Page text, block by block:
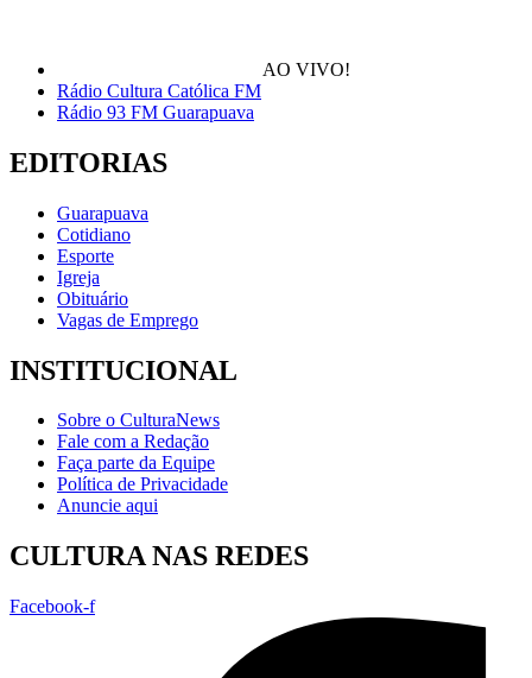
AO VIVO!
Rádio Cultura Católica FM
Rádio 93 FM Guarapuava
EDITORIAS
Guarapuava
Cotidiano
Esporte
Igreja
Obituário
Vagas de Emprego
INSTITUCIONAL
Sobre o CulturaNews
Fale com a Redação
Faça parte da Equipe
Política de Privacidade
Anuncie aqui
CULTURA NAS REDES
Facebook-f